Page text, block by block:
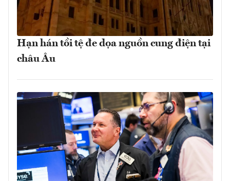
Hạn hán tồi tệ đe dọa nguồn cung điện tại
châu Âu